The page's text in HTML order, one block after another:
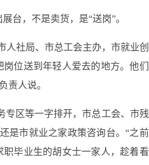
台，不是卖货，是“送岗”。
人社局、市总工会主办，市就业
位送到年轻人爱去的地方。他
责人说。
专区等一字排开，市总工会、市
是市就业之家政策咨询台。“之
毕业生的胡女士一家人，趁着